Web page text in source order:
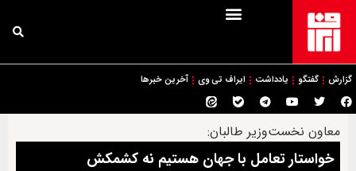
گزارش گفتگو یادداشت ایراف تی وی آخرین خبرها
معاون نخست‌وزیر طالبان:
خواستار تعامل با جهان هستیم نه کشمکش